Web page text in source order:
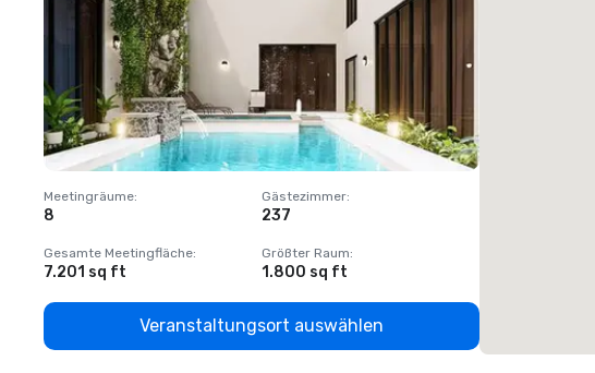
Meetingräume:
8
Gästezimmer:
237
Gesamte Meetingfläche:
7.201 sq ft
Größter Raum:
1.800 sq ft
Veranstaltungsort auswählen